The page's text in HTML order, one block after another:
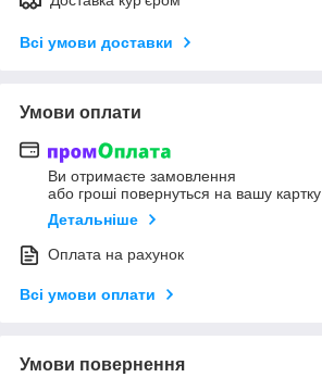
Всі умови доставки
Умови оплати
Ви отримаєте замовлення
або гроші повернуться на вашу картку
Детальніше
Оплата на рахунок
Всі умови оплати
Умови повернення